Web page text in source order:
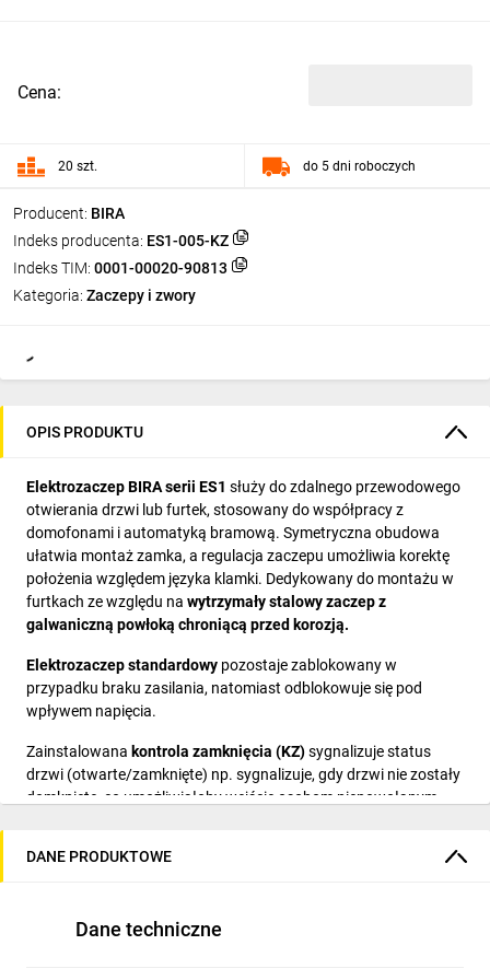
Producent: BIRA
Indeks producenta: ES1-005-KZ
Indeks TIM: 0001-00020-90813
Kategoria: Zaczepy i zwory
Cena:
20 szt. do 5 dni roboczych
OPIS PRODUKTU
Elektrozaczep BIRA serii ES1 służy do zdalnego przewodowego
otwierania drzwi lub furtek, stosowany do współpracy z
domofonami i automatyką bramową. Symetryczna obudowa
ułatwia montaż zamka, a regulacja zaczepu umożliwia korektę
położenia względem języka klamki. Dedykowany do montażu w
furtkach ze względu na wytrzymały stalowy zaczep z
galwaniczną powłoką chroniącą przed korozją.
Elektrozaczep standardowy pozostaje zablokowany w
przypadku braku zasilania, natomiast odblokowuje się pod
wpływem napięcia.
Zainstalowana kontrola zamknięcia (KZ)sygnalizuje status
drzwi (otwarte/zamknięte) np. sygnalizuje, gdy drzwi nie zostały
domknięte, co umożliwiałoby wejście osobom niepowołanym.
głębokość 29 mm
DANE PRODUKTOWE
Dane techniczne